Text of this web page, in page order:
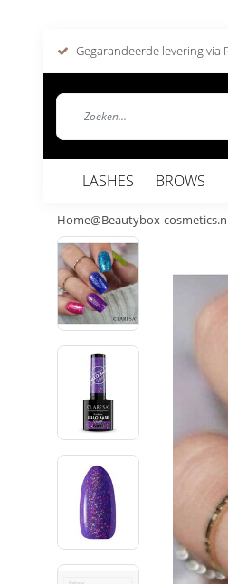
Gegarandeerde levering via
LASHES BROWS
Home@Beautybox-